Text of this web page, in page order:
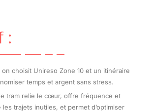
:
on choisit Unireso Zone 10 et un itinéraire
temps et argent sans stress.
tram relie le cœur, offre fréquence et
trajets inutiles, et permet d’optimiser